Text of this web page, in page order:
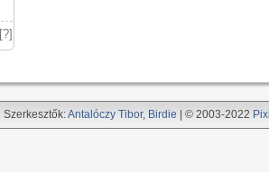
[?]
Szerkesztők:Antalóczy Tibor, Birdie | © 2003-2022